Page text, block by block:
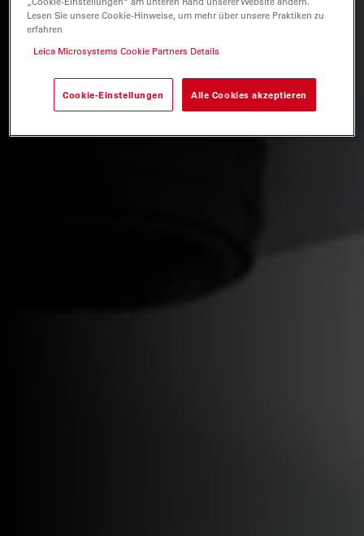
Lesen Sie unsere Cookie-Hinweise, um mehr über unsere Praktiken zu
erfahren
Leica Microsystems Cookie Partners Details
Cookie-Einstellungen Alle Cookies akzeptieren